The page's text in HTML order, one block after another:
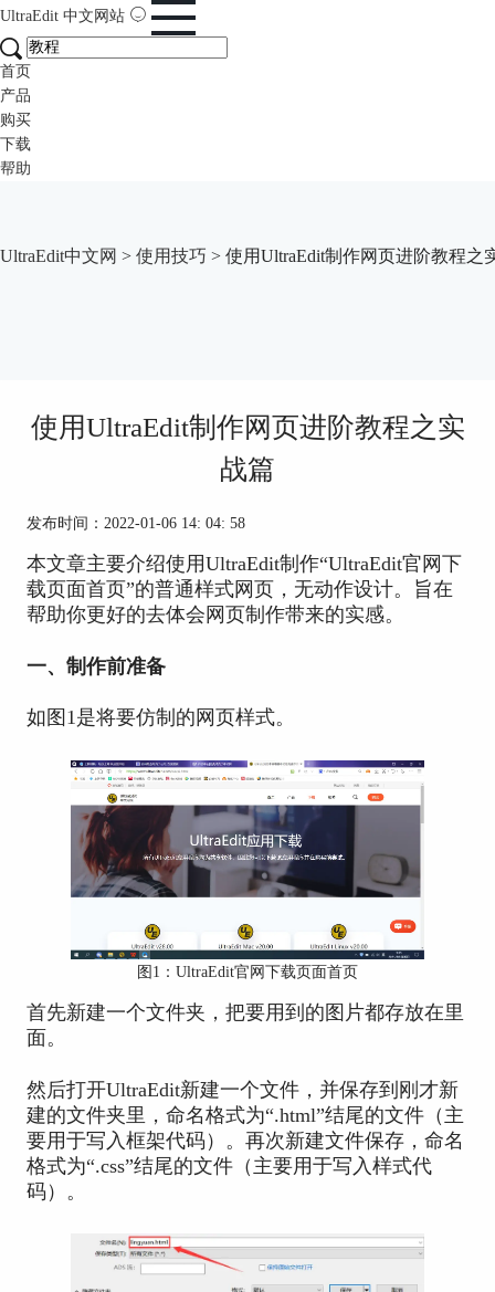
UltraEdit 中文网站
首页
产品
购买
下载
帮助
UltraEdit中文网 > 使用技巧 > 使用UltraEdit制作网页进阶教程之
使用UltraEdit制作网页进阶教程之实
战篇
发布时间：2022-01-06 14: 04: 58
本文章主要介绍使用UltraEdit制作“UltraEdit官网下
载页面首页”的普通样式网页，无动作设计。旨在
帮助你更好的去体会网页制作带来的实感。
一、制作前准备
如图1是将要仿制的网页样式。
图1：UltraEdit官网下载页面首页
首先新建一个文件夹，把要用到的图片都存放在里
面。
然后打开UltraEdit新建一个文件，并保存到刚才新
建的文件夹里，命名格式为“.html”结尾的文件（主
要用于写入框架代码）。再次新建文件保存，命名
格式为“.css”结尾的文件（主要用于写入样式代
码）。